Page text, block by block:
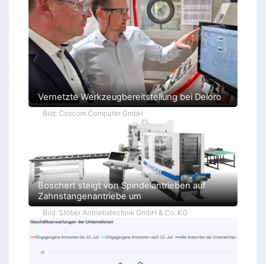
Vernetzte Werkzeugbereitstellung bei Deloro
Bild: Coscom Computer GmbH
Boschert steigt von Spindelantrieben auf
Zahnstangenantriebe um
Bild: Stöber Antriebstechnik GmbH & Co. KG